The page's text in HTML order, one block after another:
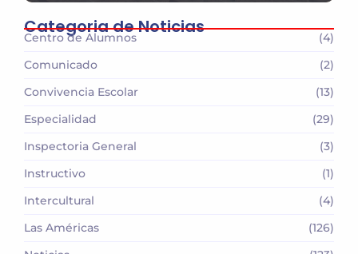
Categoria de Noticias
Centro de Alumnos
(4)
Comunicado
(2)
Convivencia Escolar
(13)
Especialidad
(29)
Inspectoria General
(3)
Instructivo
(1)
Intercultural
(4)
Las Américas
(126)